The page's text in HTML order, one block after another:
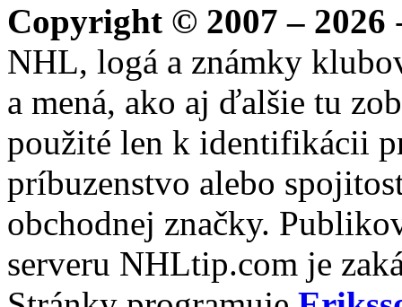
Copyright © 2007 – 2026
NHL, logá a známky
a mená, ako aj ďalšie tu
použité len k identifikácii
príbuzenstvo alebo
obchodnej značky.
serveru NHLtip.com je